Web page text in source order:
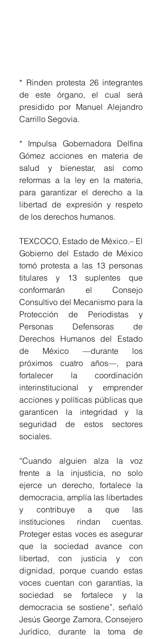
* Rinden protesta 26 integrantes
de este órgano, el cual será
presidido por Manuel Alejandro
Carrillo Segovia.
* Impulsa Gobernadora Delfina
Gómez acciones en materia de
salud y bienestar, así como
reformas a la ley en la materia,
para garantizar el derecho a la
libertad de expresión y respeto
de los derechos humanos.
TEXCOCO, Estado de México.– El
Gobierno del Estado de México
tomó protesta a las 13 personas
titulares y 13 suplentes que
conformarán el Consejo
Consultivo del Mecanismo para la
Protección de Periodistas y
Personas Defensoras de
Derechos Humanos del Estado
de México —durante los
próximos cuatro años—, para
fortalecer la coordinación
interinstitucional y emprender
acciones y políticas públicas que
garanticen la integridad y la
seguridad de estos sectores
sociales.
“Cuando alguien alza la voz
frente a la injusticia, no solo
ejerce un derecho, fortalece la
democracia, amplía las libertades
y contribuye a que las
instituciones rindan cuentas.
Proteger estas voces es asegurar
que la sociedad avance con
libertad, con justicia y con
dignidad, porque cuando estas
voces cuentan con garantías, la
sociedad se fortalece y la
democracia se sostiene”, señaló
Jesús George Zamora, Consejero
Jurídico, durante la toma de